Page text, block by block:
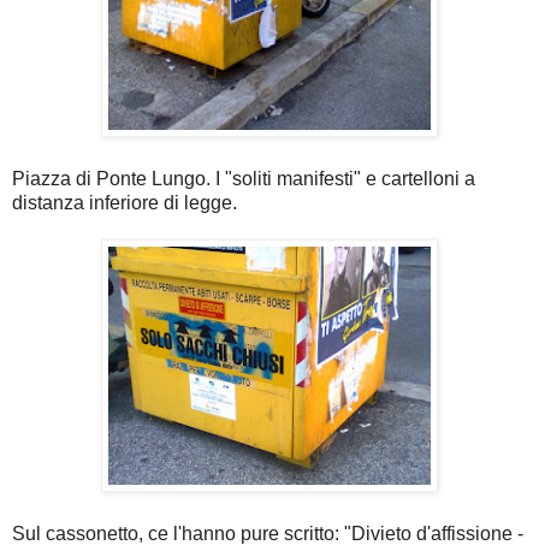
Piazza di Ponte Lungo. I "soliti manifesti" e cartelloni a
distanza inferiore di legge.
Sul cassonetto, ce l'hanno pure scritto: "Divieto d'affissione -